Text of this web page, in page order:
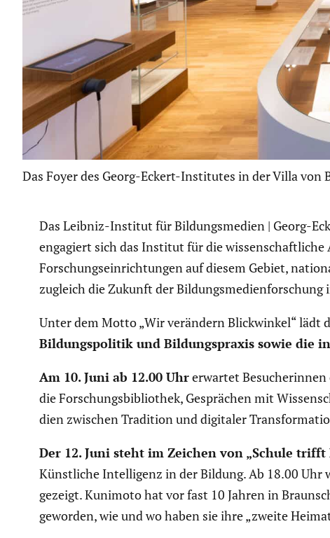
Das Foyer des Georg-Eckert-Institutes in der Villa von
Das Leibniz-Institut für Bildungs­me­dien | Georg-
engagiert sich das Institut für die
Forschungs­ein­rich­tungen auf diesem Gebiet,
zugleich die Zukunft der Bildungs­me­di­en­for­schung
Unter dem Motto „Wir verändern Blick­winkel“ lädt
Bildungs­po­litik und Bildungs­praxis sowie die
Am 10. Juni ab 12.00 Uhrerwartet
die Forschungs­bi­blio­thek, Gesprä­chen mit
dien zwischen Tradition und digitaler
Der 12. Juni steht im Zeichen von „Schule trifft
Künst­liche Intel­li­genz in der Bildung. Ab 18.00 Uhr
gezeigt. Kunimoto hat vor fast 10 Jahren in
geworden, wie und wo haben sie ihre „zweite